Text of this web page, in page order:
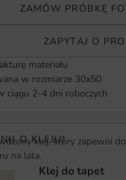
ZAMÓW PRÓBKĘ
ZAPYTAJ O
materiału
w rozmiarze 30x50
ciągu 2-4 dni roboczych
O KLEJU!
klej, który zapewni
na lata.
Klej do tapet